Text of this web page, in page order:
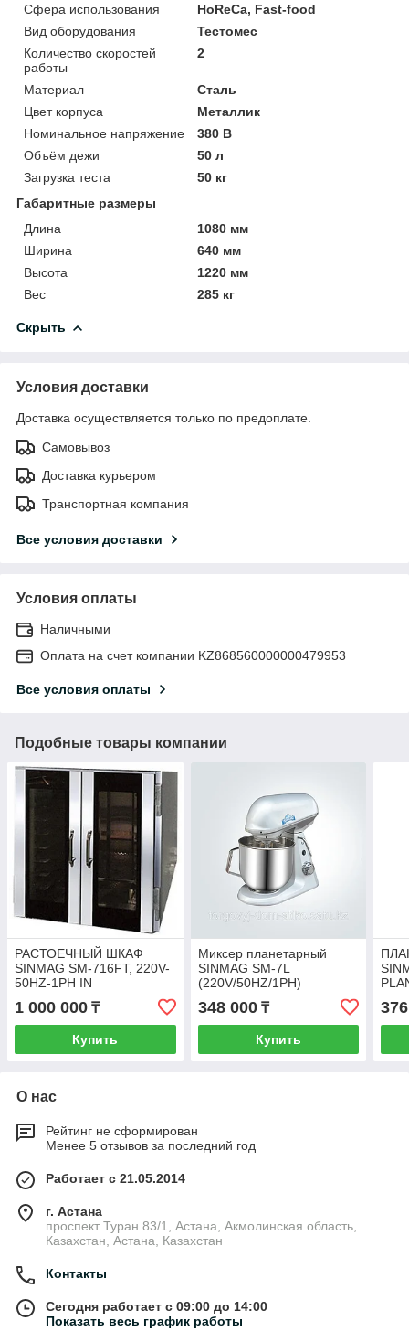
Сфера использования
HoReCa, Fast-food
Вид оборудования
Тестомес
Количество скоростей
работы
2
Материал
Сталь
Цвет корпуса
Металлик
Номинальное напряжение
380 В
Объём дежи
50 л
Загрузка теста
50 кг
Габаритные размеры
Длина
1080 мм
Ширина
640 мм
Высота
1220 мм
Вес
285 кг
Скрыть
Условия доставки
Доставка осуществляется только по предоплате.
Самовывоз
Доставка курьером
Транспортная компания
Все условия доставки
Условия оплаты
Наличными
Оплата на счет компании KZ868560000000479953
Все условия оплаты
Подобные товары компании
РАСТОЕЧНЫЙ ШКАФ
SINMAG SM-716FT, 220V-
50HZ-1PH IN
ATKWXE2305
1 000 000 ₸
Купить
Миксер планетарный
SINMAG SM-7L
(220V/50HZ/1PH)
348 000₸
Купить
О нас
Рейтинг не сформирован
Менее 5 отзывов за последний год
Работает с 21.05.2014
г. Астана
проспект Туран 83/1, Астана, Акмолинская область,
Казахстан, Астана, Казахстан
Контакты
Сегодня работает с 09:00 до 14:00
Показать весь график работы